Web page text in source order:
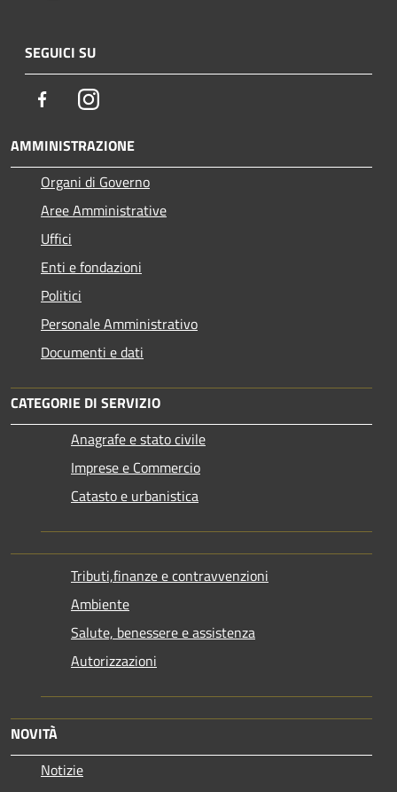
SEGUICI SU
FacebookInstagram
AMMINISTRAZIONE
Organi di Governo
Aree Amministrative
Uffici
Enti e fondazioni
Politici
Personale Amministrativo
Documenti e dati
CATEGORIE DI SERVIZIO
Anagrafe e stato civile
Imprese e Commercio
Catasto e urbanistica
Tributi,finanze e contravvenzioni
Ambiente
Salute, benessere e assistenza
Autorizzazioni
NOVITÀ
Notizie